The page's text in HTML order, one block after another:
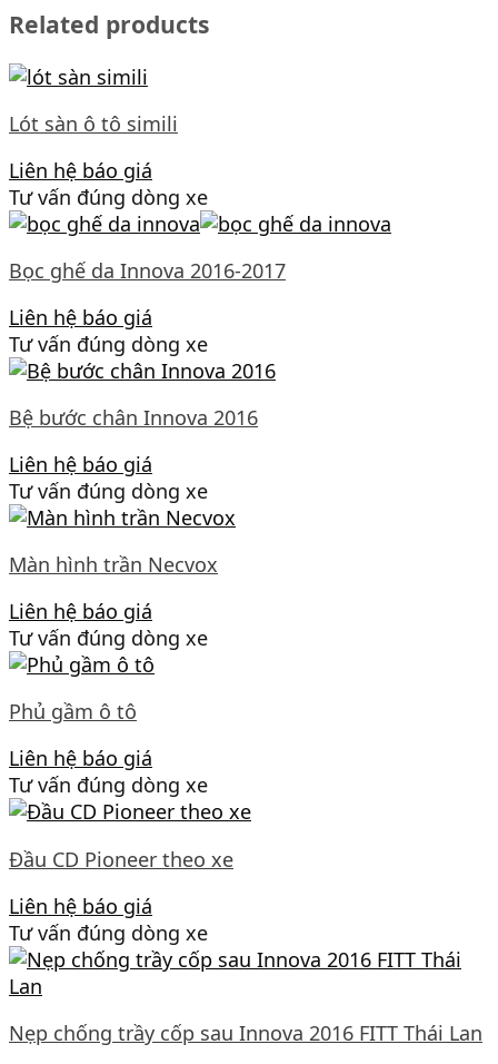
Related products
Lót sàn ô tô simili
Liên hệ báo giá
Tư vấn đúng dòng xe
Bọc ghế da Innova 2016-2017
Liên hệ báo giá
Tư vấn đúng dòng xe
Bệ bước chân Innova 2016
Liên hệ báo giá
Tư vấn đúng dòng xe
Màn hình trần Necvox
Liên hệ báo giá
Tư vấn đúng dòng xe
Phủ gầm ô tô
Liên hệ báo giá
Tư vấn đúng dòng xe
Đầu CD Pioneer theo xe
Liên hệ báo giá
Tư vấn đúng dòng xe
Nẹp chống trầy cốp sau Innova 2016 FITT Thái Lan